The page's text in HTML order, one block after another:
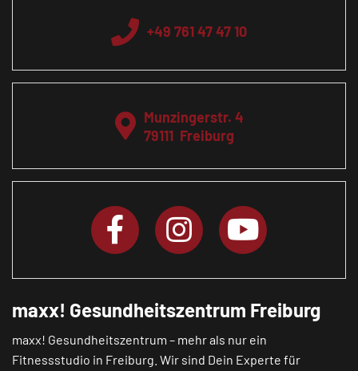
+49 761 47 47 10
Munzingerstr. 4
79111 Freiburg
maxx! Gesundheitszentrum Freiburg
maxx! Gesundheitszentrum – mehr als nur ein
Fitnessstudio in Freiburg. Wir sind Dein Experte für